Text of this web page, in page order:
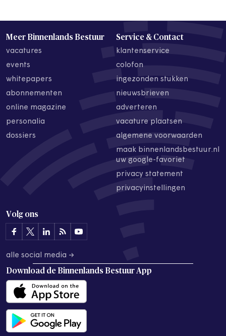
Meer Binnenlands Bestuur
vacatures
events
whitepapers
abonnementen
online magazine
personalia
dossiers
Service & Contact
klantenservice
colofon
ingezonden stukken
nieuwsbrieven
adverteren
vacature plaatsen
algemene voorwaarden
maak binnenlandsbestuur.nl
uw google-favoriet
privacy statement
privacyinstellingen
Volg ons
alle social media →
Download de Binnenlands Bestuur App